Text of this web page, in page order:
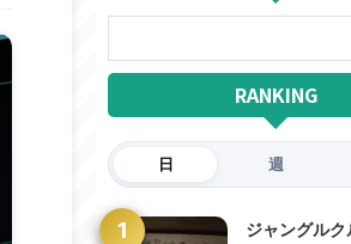
RANKING
日 週
1
ジャングル